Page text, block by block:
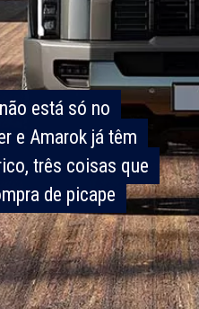
está só no
e Amarok já têm
três coisas que
de picape
está só no
e Amarok já têm
três coisas que
de picape